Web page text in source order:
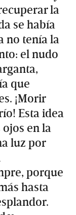
la
se había
no tenía la
el nudo
que
¡Morir
Esta idea
en la
luz por
porque
hasta